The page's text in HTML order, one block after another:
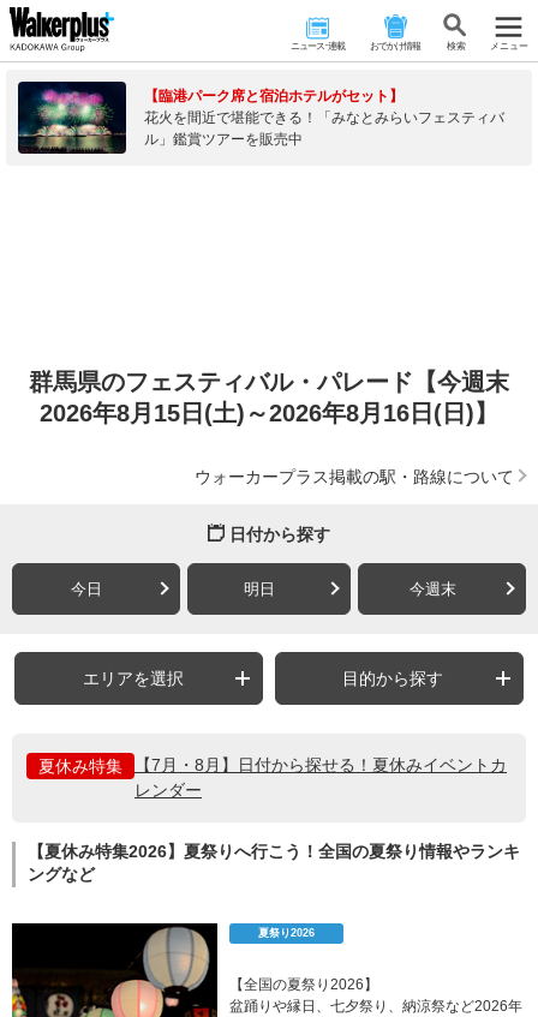
ニュース･連載 おでかけ情報 検 索 メニュー
【臨港パーク席と宿泊ホテルがセット】
花火を間近で堪能できる！「みなとみらいフェスティバ
ル」鑑賞ツアーを販売中
群馬県のフェスティバル・パレード【今週末
2026年8月15日(土)～2026年8月16日(日)】
ウォーカープラス掲載の駅・路線について
日付から探す
今日 明日 今週末
エリアを選択 目的から探す
夏休み特集
【7月・8月】日付から探せる！夏休みイベントカ
レンダー
【夏休み特集2026】夏祭りへ行こう！全国の夏祭り情報やランキ
ングなど
夏祭り2026
【全国の夏祭り2026】
盆踊りや縁日、七夕祭り、納涼祭など2026年